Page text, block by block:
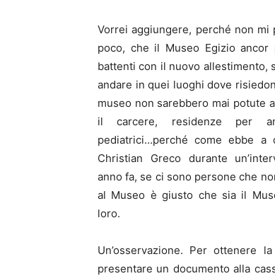
Vorrei aggiungere, perché non mi
poco, che il Museo Egizio
battenti con il nuovo allestimento,
andare in quei luoghi dove
museo non sarebbero mai potute
il carcere, residenze per
pediatrici…perché come ebbe a
Christian Greco durante
anno fa, se ci sono persone che
al Museo è giusto che sia il
loro.
Un’osservazione. Per ottenere
presentare un documento alla